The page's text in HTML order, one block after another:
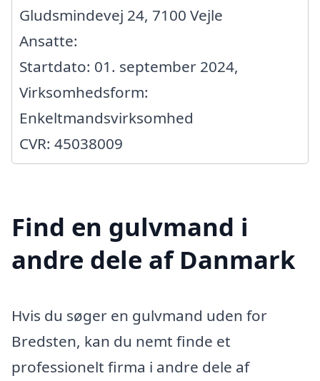
Gludsmindevej 24, 7100 Vejle
Ansatte:
Startdato: 01. september 2024,
Virksomhedsform:
Enkeltmandsvirksomhed
CVR: 45038009
Find en gulvmand i
andre dele af Danmark
Hvis du søger en gulvmand uden for
Bredsten, kan du nemt finde et
professionelt firma i andre dele af